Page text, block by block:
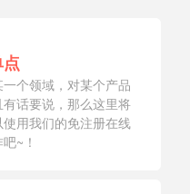
个领域，对某个产品
话要说，那么这里将
用我们的免注册在线
~！